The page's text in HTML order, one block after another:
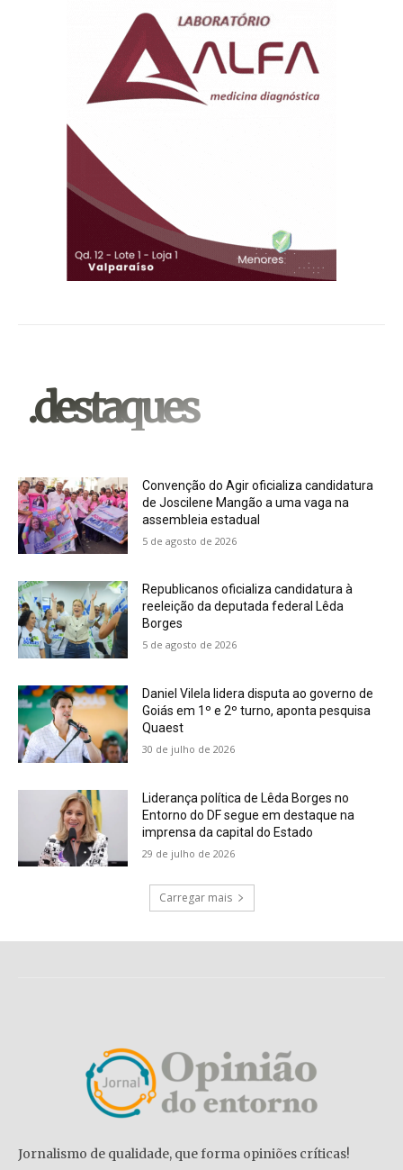
.destaques
Convenção do Agir oficializa candidatura
de Joscilene Mangão a uma vaga na
assembleia estadual
5 de agosto de 2026
Republicanos oficializa candidatura à
reeleição da deputada federal Lêda
Borges
5 de agosto de 2026
Daniel Vilela lidera disputa ao governo de
Goiás em 1º e 2º turno, aponta pesquisa
Quaest
30 de julho de 2026
Liderança política de Lêda Borges no
Entorno do DF segue em destaque na
imprensa da capital do Estado
29 de julho de 2026
Carregar mais
Jornalismo de qualidade, que forma opiniões críticas!